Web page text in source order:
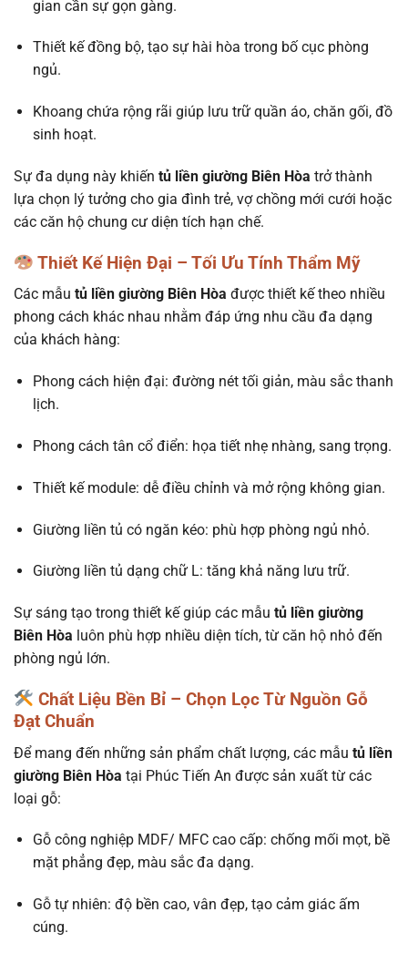
gian cần sự gọn gàng.
Thiết kế đồng bộ, tạo sự hài hòa trong bố cục phòng
ngủ.
Khoang chứa rộng rãi giúp lưu trữ quần áo, chăn gối, đồ
sinh hoạt.
Sự đa dụng này khiến tủ liền giường Biên Hòa trở thành
lựa chọn lý tưởng cho gia đình trẻ, vợ chồng mới cưới hoặc
các căn hộ chung cư diện tích hạn chế.
Thiết Kế Hiện Đại – Tối Ưu Tính Thẩm Mỹ
Các mẫu tủ liền giường Biên Hòa được thiết kế theo nhiều
phong cách khác nhau nhằm đáp ứng nhu cầu đa dạng
của khách hàng:
Phong cách hiện đại: đường nét tối giản, màu sắc thanh
lịch.
Phong cách tân cổ điển: họa tiết nhẹ nhàng, sang trọng.
Thiết kế module: dễ điều chỉnh và mở rộng không gian.
Giường liền tủ có ngăn kéo: phù hợp phòng ngủ nhỏ.
Giường liền tủ dạng chữ L: tăng khả năng lưu trữ.
Sự sáng tạo trong thiết kế giúp các mẫu tủ liền giường
Biên Hòa luôn phù hợp nhiều diện tích, từ căn hộ nhỏ đến
phòng ngủ lớn.
Chất Liệu Bền Bỉ – Chọn Lọc Từ Nguồn Gỗ
Đạt Chuẩn
Để mang đến những sản phẩm chất lượng, các mẫu tủ liền
giường Biên Hòa tại Phúc Tiến An được sản xuất từ các
loại gỗ:
Gỗ công nghiệp MDF/ MFC cao cấp: chống mối mọt, bề
mặt phẳng đẹp, màu sắc đa dạng.
Gỗ tự nhiên: độ bền cao, vân đẹp, tạo cảm giác ấm
cúng.